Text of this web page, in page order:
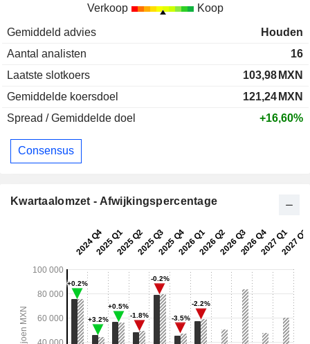
Verkoop Koop
Gemiddeld advies
Houden
Aantal analisten
16
Laatste slotkoers
103,98 MXN
Gemiddelde koersdoel
121,24 MXN
Spread / Gemiddelde doel
+16,60%
Consensus
Kwartaalomzet - Afwijkingspercentage